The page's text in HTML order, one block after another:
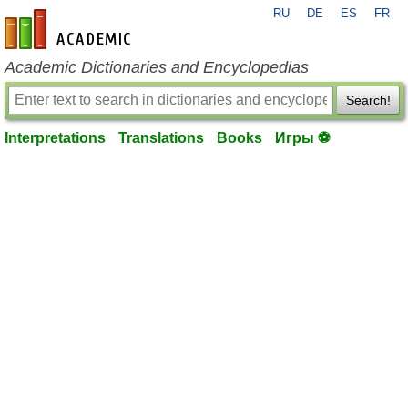
en-academic.com
RU DE ES FR
Academic Dictionaries and Encyclopedias
Search!
Interpretations Translations Books Игры ⚽